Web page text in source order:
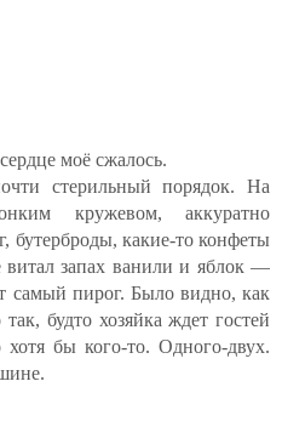
моё сжалось.
стерильный порядок. На
кружевом, аккуратно
бутерброды, какие-то конфеты
витал запах ванили и яблок —
самый пирог. Было видно, как
будто хозяйка ждет гостей
бы кого-то. Одного-двух.